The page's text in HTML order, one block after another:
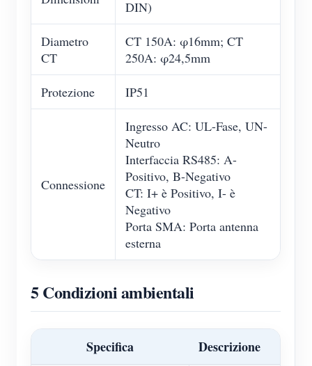
DIN)
Diametro
CT
CT 150A: φ16mm; CT
250A: φ24,5mm
Protezione IP51
Connessione
Ingresso AC: UL-Fase, UN-
Neutro
Interfaccia RS485: A-
Positivo, B-Negativo
CT: I+ è Positivo, I- è
Negativo
Porta SMA: Porta antenna
esterna
5 Condizioni ambientali
Specifica Descrizione